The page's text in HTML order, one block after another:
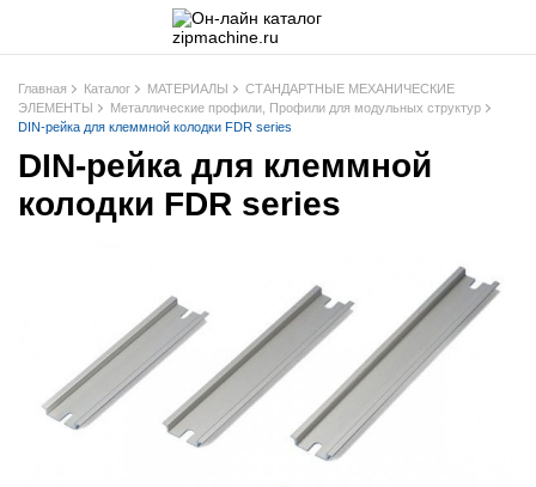
Главная Каталог МАТЕРИАЛЫ
СТАНДАРТНЫЕ МЕХАНИЧЕСКИЕ
ЭЛЕМЕНТЫ
Металлические профили, Профили для модульных структур
DIN-рейка для клеммной колодки FDR series
DIN-рейка для клеммной
колодки FDR series